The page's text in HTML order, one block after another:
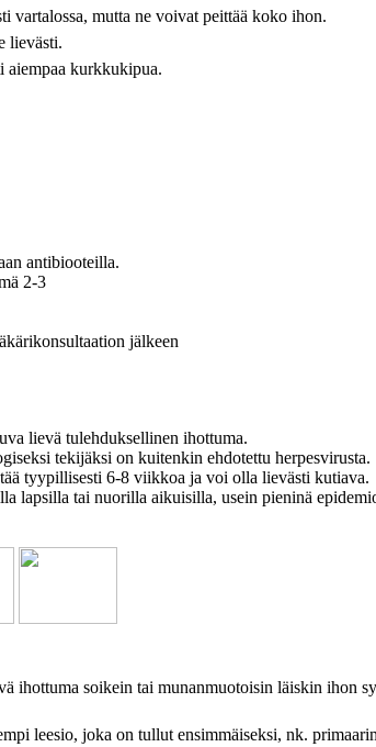
vartalossa, mutta ne voivat peittää koko ihon.
lievästi.
aiempaa kurkkukipua.
antibiooteilla.
2-3
jälkeen
lievä tulehduksellinen ihottuma.
tekijäksi on kuitenkin ehdotettu herpesvirusta.
tyypillisesti 6-8 viikkoa ja voi olla lievästi kutiava.
lapsilla tai nuorilla aikuisilla, usein pieninä
ihottuma soikein tai munanmuotoisin läiskin ihon
leesio, joka on tullut ensimmäiseksi, nk.